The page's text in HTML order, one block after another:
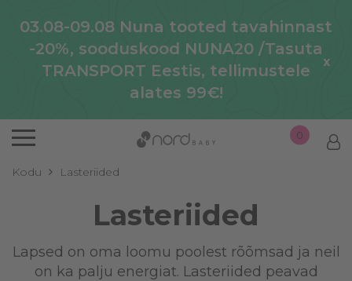
03.08-09.08 Nuna tooted tavahinnast
-20%, sooduskood NUNA20 /Tasuta
TRANSPORT Eestis, tellimustele
alates 99€!
x
0
Kodu Lasteriided
Lasteriided
Lapsed on oma loomu poolest rõõmsad ja neil
on ka palju energiat. Lasteriided peavad